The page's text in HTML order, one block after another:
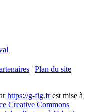
| Plan du site
https://g-fig.frest mise à
Creative Commons